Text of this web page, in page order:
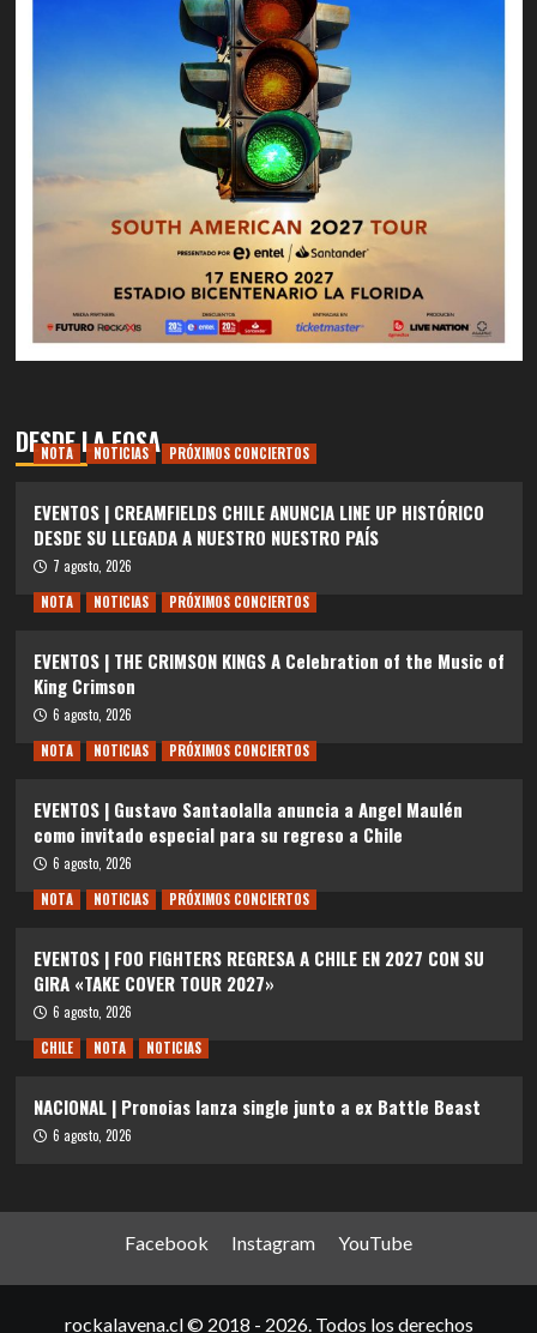
DESDE LA FOSA
NOTA NOTICIAS PRÓXIMOS CONCIERTOS
EVENTOS | CREAMFIELDS CHILE ANUNCIA LINE UP HISTÓRICO
DESDE SU LLEGADA A NUESTRO NUESTRO PAÍS
7 agosto, 2026
NOTA
NOTICIAS PRÓXIMOS CONCIERTOS
EVENTOS | THE CRIMSON KINGS A Celebration of the Music of
King Crimson
6 agosto, 2026
NOTA
NOTICIAS PRÓXIMOS CONCIERTOS
EVENTOS | Gustavo Santaolalla anuncia a Angel Maulén
como invitado especial para su regreso a Chile
6 agosto, 2026
NOTA
NOTICIAS PRÓXIMOS CONCIERTOS
EVENTOS | FOO FIGHTERS REGRESA A CHILE EN 2027 CON SU
GIRA «TAKE COVER TOUR 2027»
6 agosto, 2026
CHILE
NOTA NOTICIAS
NACIONAL | Pronoias lanza single junto a ex Battle Beast
6 agosto, 2026
Facebook Instagram YouTube
rockalavena.cl © 2018 - 2026. Todos los derechos